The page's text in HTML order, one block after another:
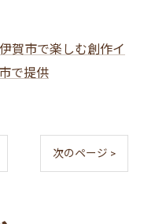
伊賀市で楽しむ創作イ
で提供
次のページ >